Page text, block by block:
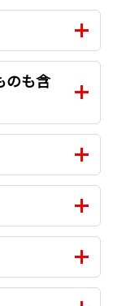
のも含